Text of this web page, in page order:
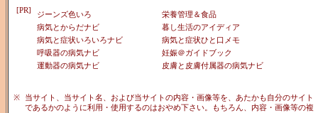
[PR]
ジーンズ色いろ
栄養管理＆食品
病気とからだナビ
暮し生活のアイディア
病気と症状いろいろナビ
病気と症状ひと口メモ
呼吸器の病気ナビ
妊娠＠ガイドブック
運動器の病気ナビ
皮膚と皮膚付属器の病気ナビ
※
当サイト、当サイト名、および当サイトの内容・画像等を、あたかも自分のサイト
であるかのように利用・使用するのはおやめ下さい。もちろん、内容・画像等の複